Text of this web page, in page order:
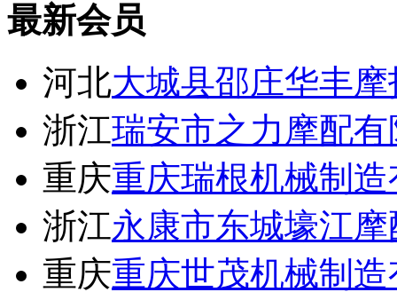
最新会员
河北大城县邵庄华丰
浙江瑞安市之力摩配
重庆重庆瑞根机械制
浙江永康市东城壕江
重庆重庆世茂机械制